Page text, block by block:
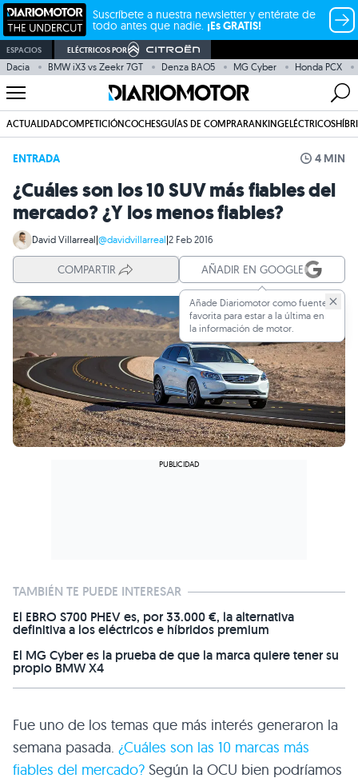
Suscríbete a nuestra newsletter y entérate de
todo antes que nadie. ¡Es GRATIS!
ESPACIOS ELÉCTRICOS POR
Dacia BMW iX3 vs Zeekr 7GT Denza BAO5 MG Cyber Honda PCX
ACTUALIDADCOMPETICIÓNCOCHESGUÍAS DE COMPRARANKINGELÉCTRICOS
ENTRADA 4 MIN
¿Cuáles son los 10 SUV más fiables del
mercado? ¿Y los menos fiables?
David Villarreal|@davidvillarreal|2 Feb 2016
COMPARTIR AÑADIR EN GOOGLE
Añade Diariomotor como fuente
favorita para estar a la última en
la información de motor.
TAMBIÉN TE PUEDE INTERESAR
El EBRO S700 PHEV es, por 33.000 €, la alternativa
definitiva a los eléctricos e híbridos premium
El MG Cyber es la prueba de que la marca quiere tener su
propio BMW X4
Fue uno de los temas que más interés generaron la
semana pasada. ¿Cuáles son las 10 marcas más
fiables del mercado? Según la OCU bien podríamos